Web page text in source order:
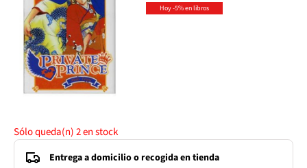
Hoy -5% en libros
Sólo queda(n)2en stock
Entrega a domicilio o recogida en tienda